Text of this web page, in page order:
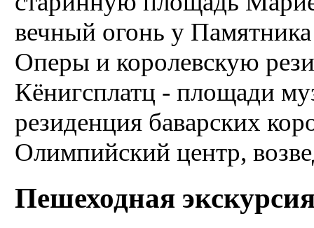
вечный огонь у
Оперы и королевскую
Кёнигсплатц - площади
резиденция баварских
Олимпийский центр,
Пешеходная